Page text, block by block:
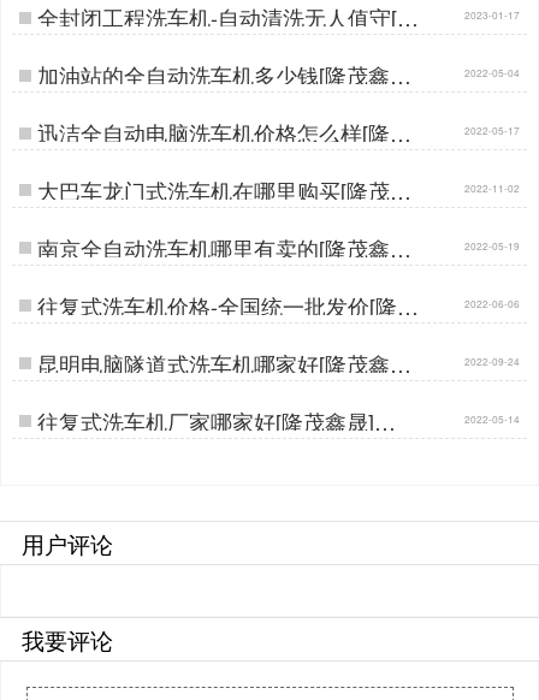
全封闭工程洗车机-自动清洗无人值守[隆
茂鑫晟]…
2023-01-17
加油站的全自动洗车机多少钱[隆茂鑫晟]
…
2022-05-04
迅洁全自动电脑洗车机价格怎么样[隆茂
鑫晟]…
2022-05-17
大巴车龙门式洗车机在哪里购买[隆茂鑫
晟]…
2022-11-02
南京全自动洗车机哪里有卖的[隆茂鑫晟]
…
2022-05-19
往复式洗车机价格-全国统一批发价[隆茂
鑫晟]…
2022-06-06
昆明电脑隧道式洗车机哪家好[隆茂鑫晟]
…
2022-09-24
往复式洗车机厂家哪家好[隆茂鑫晟]… 2022-05-14
用户评论
我要评论